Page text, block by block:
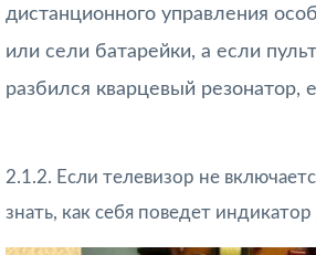
дистанционного управления
или сели батарейки, а если
разбился кварцевый резонатор,
2.1.2. Если телевизор не
знать, как себя поведет